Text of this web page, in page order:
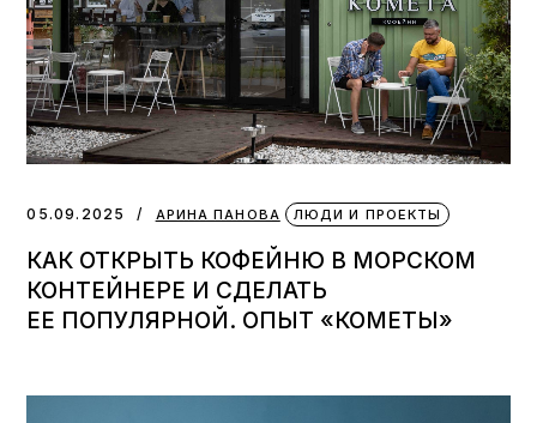
05.09.2025 АРИНА ПАНОВА ЛЮДИ И ПРОЕКТЫ
КАК ОТКРЫТЬ КОФЕЙНЮ В МОРСКОМ
КОНТЕЙНЕРЕ И СДЕЛАТЬ
ЕЕ ПОПУЛЯРНОЙ. ОПЫТ «КОМЕТЫ»